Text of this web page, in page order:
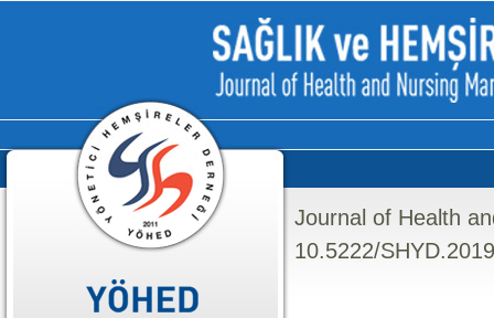
Journal of Health
10.5222/